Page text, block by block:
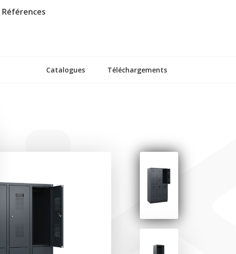
Références
Catalogues Téléchargements